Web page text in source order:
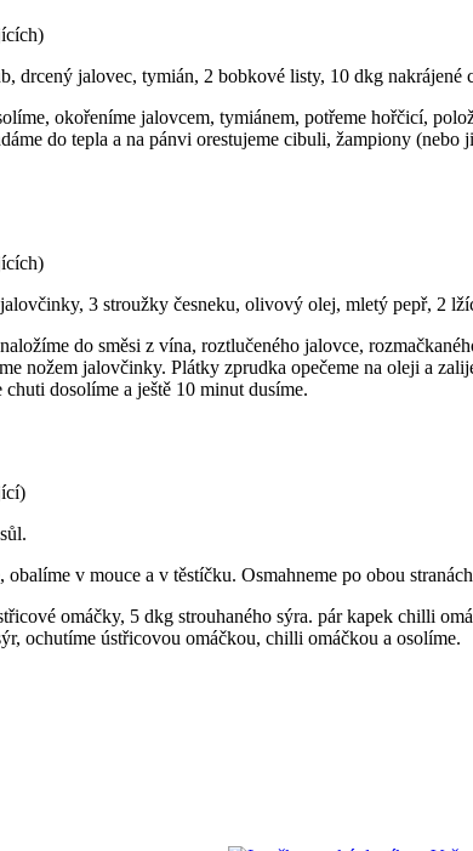
drcený jalovec, tymián, 2 bobkové listy, 10 dkg nakrájené
okořeníme jalovcem, tymiánem, potřeme hořčicí,
do tepla a na pánvi orestujeme cibuli, žampiony
3 stroužky česneku, olivový olej, mletý pepř, 2
do směsi z vína, roztlučeného jalovce,
nožem jalovčinky. Plátky zprudka opečeme na oleji a
dosolíme a ještě 10 minut dusíme.
v mouce a v těstíčku. Osmahneme po obou
omáčky, 5 dkg strouhaného sýra. pár kapek chilli
ochutíme ústřicovou omáčkou, chilli omáčkou a osolíme.